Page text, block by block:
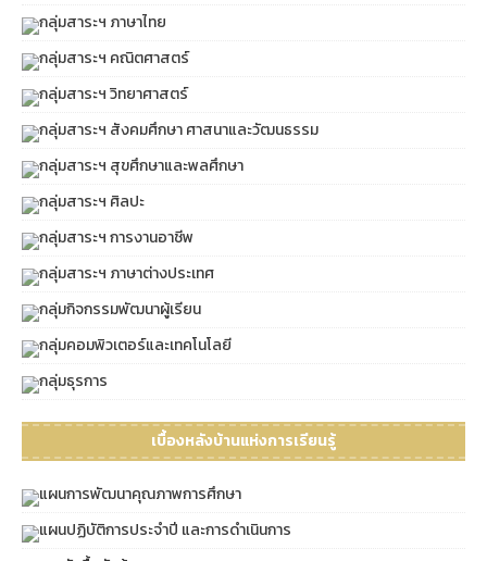
กลุ่มสาระฯ ภาษาไทย
กลุ่มสาระฯ คณิตศาสตร์
กลุ่มสาระฯ วิทยาศาสตร์
กลุ่มสาระฯ สังคมศึกษา ศาสนาและวัฒนธรรม
กลุ่มสาระฯ สุขศึกษาและพลศึกษา
กลุ่มสาระฯ ศิลปะ
กลุ่มสาระฯ การงานอาชีพ
กลุ่มสาระฯ ภาษาต่างประเทศ
กลุ่มกิจกรรมพัฒนาผู้เรียน
กลุ่มคอมพิวเตอร์และเทคโนโลยี
กลุ่มธุรการ
เบื้องหลังบ้านแห่งการเรียนรู้
แผนการพัฒนาคุณภาพการศึกษา
แผนปฏิบัติการประจำปี และการดำเนินการ